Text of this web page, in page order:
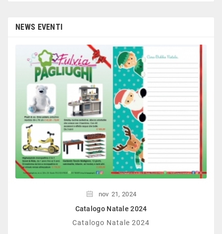
NEWS EVENTI
nov 21, 2024
Catalogo Natale 2024
Catalogo Natale 2024